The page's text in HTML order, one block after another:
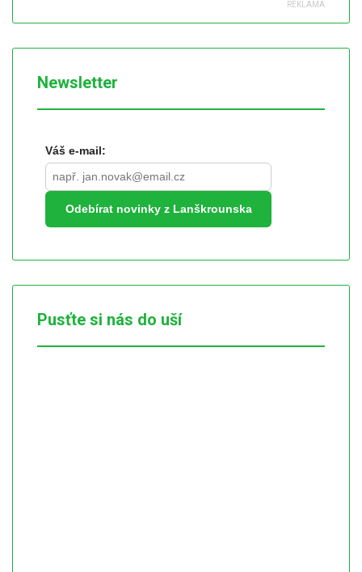
Newsletter
Váš e-mail:
Odebírat novinky z Lanškrounska
Pusťte si nás do uší